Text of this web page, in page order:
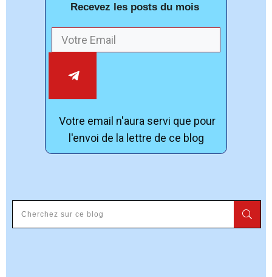
Recevez les posts du mois
Votre email n'aura servi que pour
l'envoi de la lettre de ce blog